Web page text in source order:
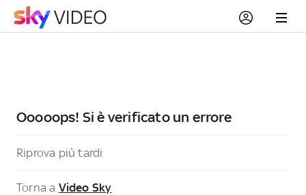
Ooooops! Si è verificato un errore
Riprova più tardi
Torna a Video Sky